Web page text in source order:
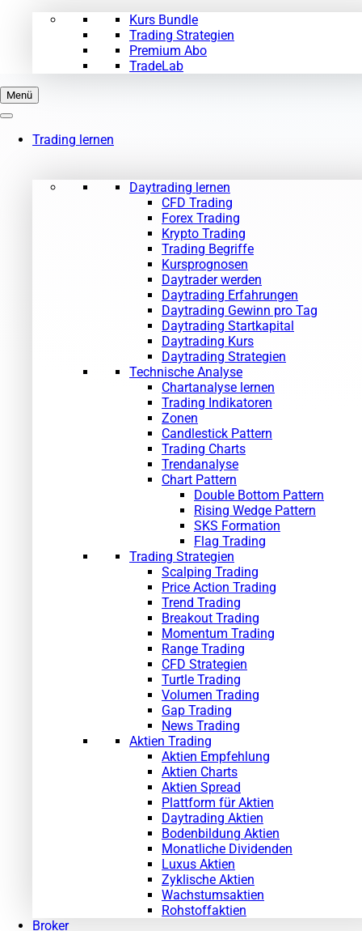
Kurs Bundle
Trading Strategien
Premium Abo
TradeLab
Menü
Trading lernen
Daytrading lernen
CFD Trading
Forex Trading
Krypto Trading
Trading Begriffe
Kursprognosen
Daytrader werden
Daytrading Erfahrungen
Daytrading Gewinn pro Tag
Daytrading Startkapital
Daytrading Kurs
Daytrading Strategien
Technische Analyse
Chartanalyse lernen
Trading Indikatoren
Zonen
Candlestick Pattern
Trading Charts
Trendanalyse
Chart Pattern
Double Bottom Pattern
Rising Wedge Pattern
SKS Formation
Flag Trading
Trading Strategien
Scalping Trading
Price Action Trading
Trend Trading
Breakout Trading
Momentum Trading
Range Trading
CFD Strategien
Turtle Trading
Volumen Trading
Gap Trading
News Trading
Aktien Trading
Aktien Empfehlung
Aktien Charts
Aktien Spread
Plattform für Aktien
Daytrading Aktien
Bodenbildung Aktien
Monatliche Dividenden
Luxus Aktien
Zyklische Aktien
Wachstumsaktien
Rohstoffaktien
Broker